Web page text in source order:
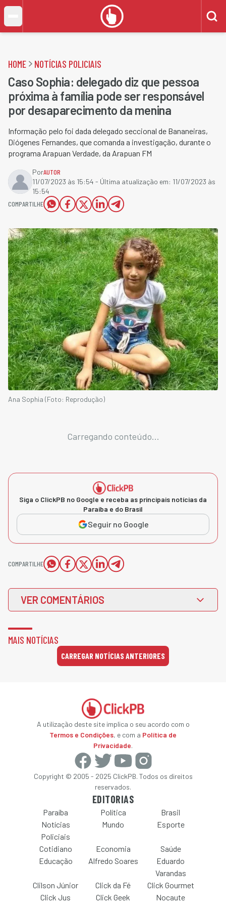
HOME NOTÍCIAS POLICIAIS
Caso Sophia: delegado diz que pessoa
próxima à família pode ser responsável
por desaparecimento da menina
Informação pelo foi dada delegado seccional de Bananeiras,
Diógenes Fernandes, que comanda a investigação, durante o
programa Arapuan Verdade, da Arapuan FM
PorAUTOR
11/07/2023 às 15:54 - Última atualização em: 11/07/2023 às
15:54
COMPARTILHE
Ana Sophia (Foto: Reprodução)
Carregando conteúdo...
Siga o ClickPB no Google e receba as principais notícias da
Paraíba e do Brasil
Seguir no Google
COMPARTILHE
VER COMENTÁRIOS
MAIS NOTÍCIAS
CARREGAR NOTÍCIAS ANTERIORES
A utilização deste site implica o seu acordo com o
Termos e Condições, e com a Política de
Privacidade.
Copyright © 2005 - 2025 ClickPB. Todos os direitos
reservados.
EDITORIAS
Paraíba Política
Brasil
Notícias
Policiais
Mundo Esporte
Cotidiano Economia
Saúde
Educação
Alfredo Soares
Eduardo
Varandas
Clilson Júnior
Click da Fé
Click Gourmet
Click Jus
Click Geek Nocaute